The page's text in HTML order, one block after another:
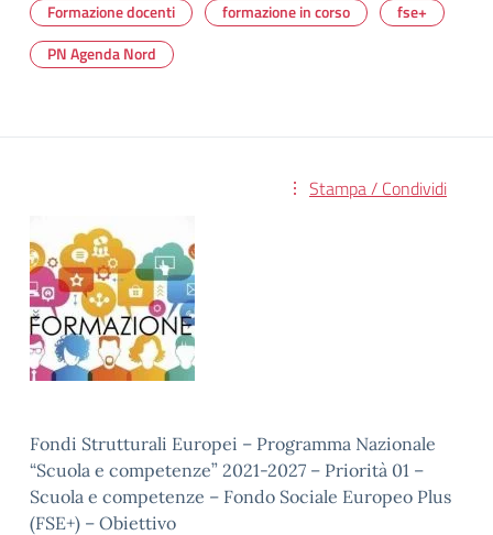
Formazione docenti formazione in corso
fse+
PN Agenda Nord
Stampa / Condividi
Fondi Strutturali Europei – Programma Nazionale
“Scuola e competenze” 2021-2027 – Priorità 01 –
Scuola e competenze – Fondo Sociale Europeo Plus
(FSE+) – Obiettivo